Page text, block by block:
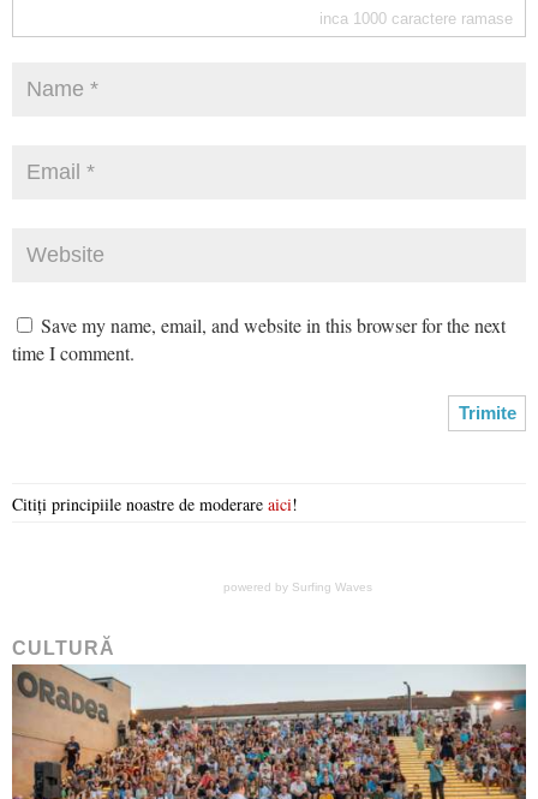
inca 1000 caractere ramase
Save my name, email, and website in this browser for the next
time I comment.
Citiți principiile noastre de moderare aici!
powered by Surfing Waves
CULTURĂ